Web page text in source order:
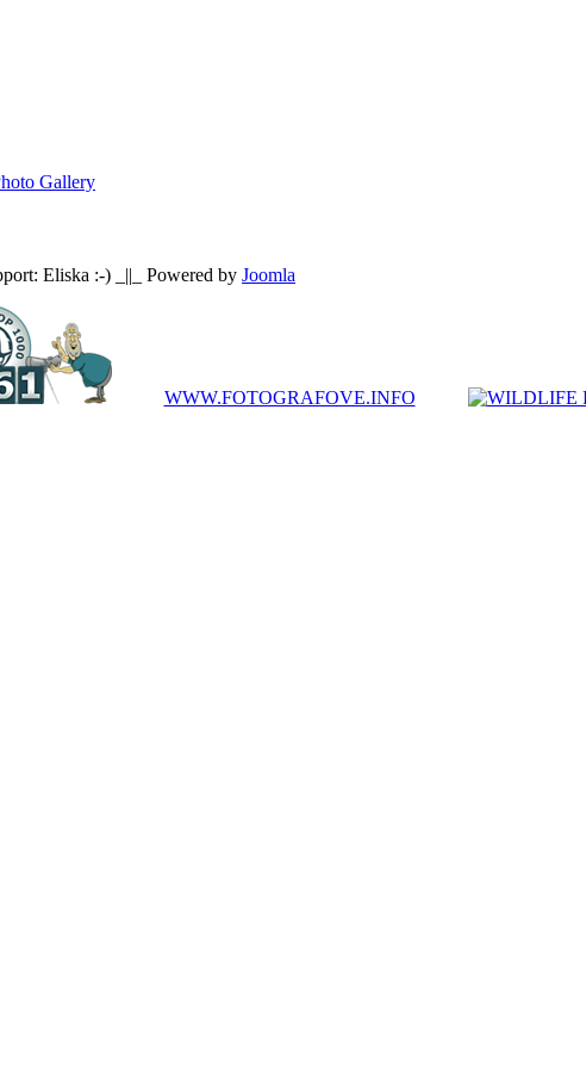
Gallery
Eliska :-) _||_ Powered by Joomla
WWW.FOTOGRAFOVE.INFO